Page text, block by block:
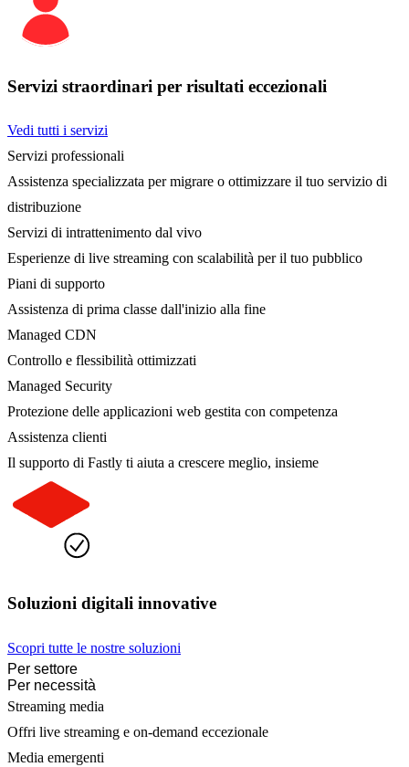
Servizi straordinari per risultati eccezionali
Vedi tutti i servizi
Servizi professionali
Assistenza specializzata per migrare o ottimizzare il tuo servizio di
distribuzione
Servizi di intrattenimento dal vivo
Esperienze di live streaming con scalabilità per il tuo pubblico
Piani di supporto
Assistenza di prima classe dall'inizio alla fine
Managed CDN
Controllo e flessibilità ottimizzati
Managed Security
Protezione delle applicazioni web gestita con competenza
Assistenza clienti
Il supporto di Fastly ti aiuta a crescere meglio, insieme
Soluzioni digitali innovative
Scopri tutte le nostre soluzioni
Per settore
Per necessità
Streaming media
Offri live streaming e on-demand eccezionale
Media emergenti